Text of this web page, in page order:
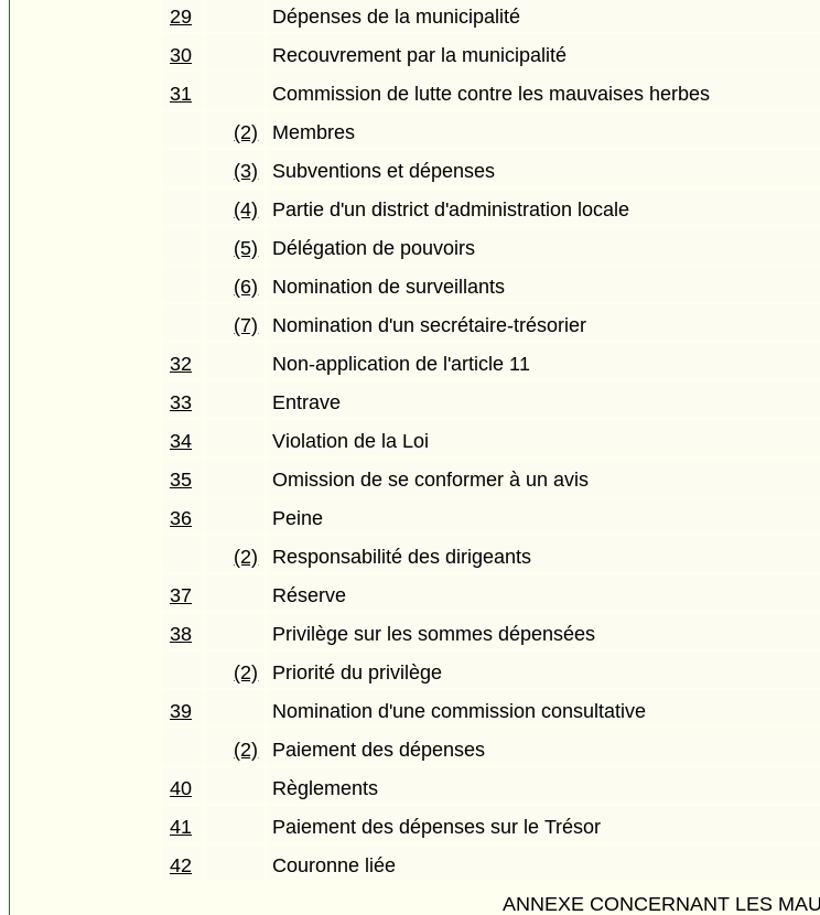
29
Dépenses de la municipalité
30
Recouvrement par la municipalité
31
Commission de lutte contre les mauvaises herbes
(2)
Membres
(3)
Subventions et dépenses
(4)
Partie d'un district d'administration locale
(5)
Délégation de pouvoirs
(6)
Nomination de surveillants
(7)
Nomination d'un secrétaire-trésorier
32
Non-application de l'article 11
33
Entrave
34
Violation de la Loi
35
Omission de se conformer à un avis
36
Peine
(2)
Responsabilité des dirigeants
37
Réserve
38
Privilège sur les sommes dépensées
(2)
Priorité du privilège
39
Nomination d'une commission consultative
(2)
Paiement des dépenses
40
Règlements
41
Paiement des dépenses sur le Trésor
42
Couronne liée
ANNEXE CONCERNANT LES